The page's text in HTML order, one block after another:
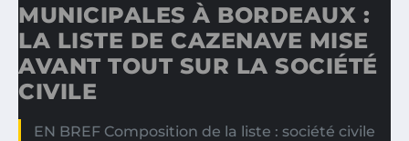
MUNICIPALES À BORDEAUX :
LA LISTE DE CAZENAVE MISE
AVANT TOUT SUR LA SOCIÉTÉ
CIVILE
EN BREF Composition de la liste : société civile